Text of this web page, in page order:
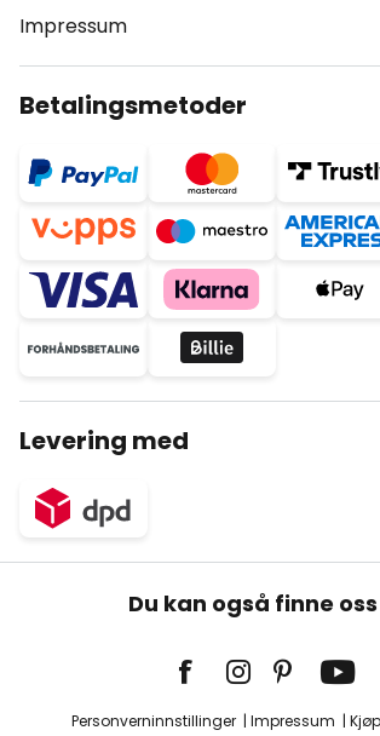
Impressum
Betalingsmetoder
Levering med
Du kan også finne
Personverninnstillinger Impressum